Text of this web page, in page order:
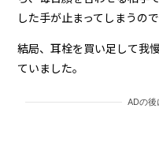
した手が止まってしまうので
結局、耳栓を買い足して我
ていました。
ADの後